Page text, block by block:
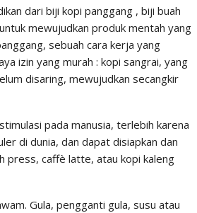
dari biji kopi panggang , biji buah
mewujudkan produk mentah yang
sebuah cara kerja yang
izin yang murah : kopi sangrai, yang
disaring, mewujudkan secangkir
pada manusia, terlebih karena
di dunia, dan dapat disiapkan dan
press, caffè latte, atau kopi kaleng
Gula, pengganti gula, susu atau